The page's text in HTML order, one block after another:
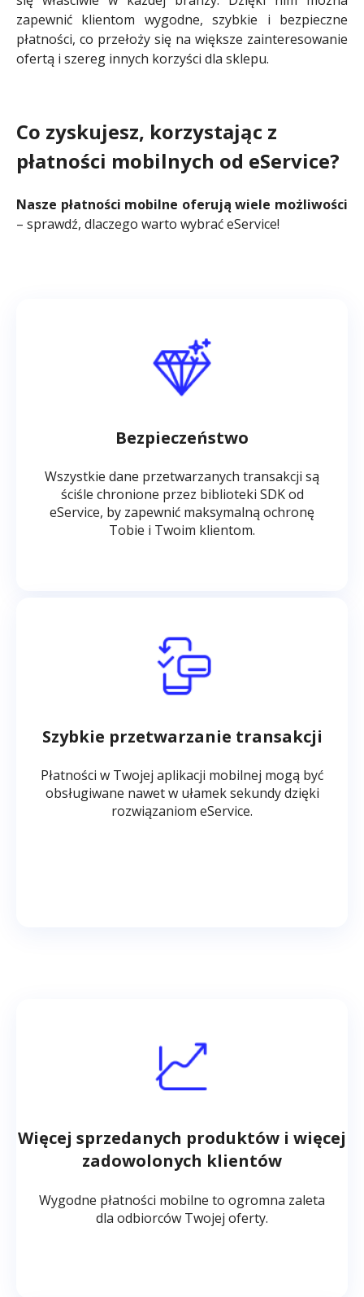
zapewnić klientom wygodne, szybkie i bezpieczne
płatności, co przełoży się na większe zainteresowanie
ofertą i szereg innych korzyści dla sklepu.
Co zyskujesz, korzystając z
płatności mobilnych od eService?
Nasze płatności mobilne oferują wiele możliwości
– sprawdź, dlaczego warto wybrać eService!
Bezpieczeństwo
Wszystkie dane przetwarzanych transakcji są
ściśle chronione przez biblioteki SDK od
eService, by zapewnić maksymalną ochronę
Tobie i Twoim klientom.
Szybkie przetwarzanie transakcji
Płatności w Twojej aplikacji mobilnej mogą być
obsługiwane nawet w ułamek sekundy dzięki
rozwiązaniom eService.
Więcej sprzedanych produktów i więcej
zadowolonych klientów
Wygodne płatności mobilne to ogromna zaleta
dla odbiorców Twojej oferty.